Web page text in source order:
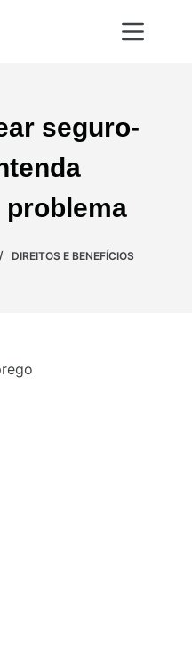
seguro-
DIREITOS E BENEFÍCIOS